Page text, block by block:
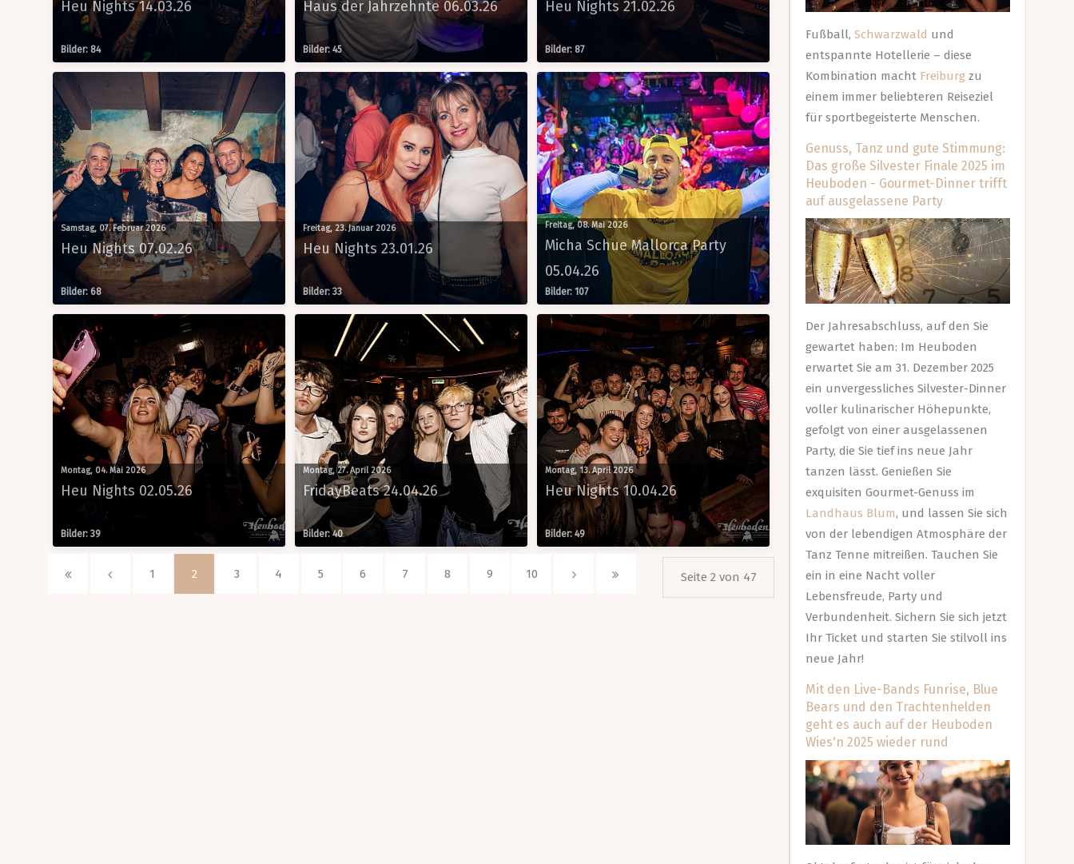
Heu Nights 14.03.26
Bilder: 84
Haus der Jahrzehnte 06.03.26
Bilder: 45
Heu Nights 21.02.26
Bilder: 87
Samstag, 07. Februar 2026
Heu Nights 07.02.26
Bilder: 68
Freitag, 23. Januar 2026
Heu Nights 23.01.26
Bilder: 33
Freitag, 08. Mai 2026
Micha Schue Mallorca Party
05.04.26
Bilder: 107
Montag, 04. Mai 2026
Heu Nights 02.05.26
Bilder: 39
Montag, 27. April 2026
FridayBeats 24.04.26
Bilder: 40
Montag, 13. April 2026
Heu Nights 10.04.26
Bilder: 49
Seite 2 von 47
1 2 3 4 5 6 7 8 9 10
Fußball, Schwarzwald und
entspannte Hotellerie – diese
Kombination macht Freiburgzu
einem immer beliebteren Reiseziel
für sportbegeisterte Menschen.
Genuss, Tanz und gute Stimmung:
Das große Silvester Finale 2025 im
Heuboden - Gourmet-Dinner trifft
auf ausgelassene Party
Der Jahresabschluss, auf den Sie
gewartet haben: Im Heuboden
erwartet Sie am 31. Dezember 2025
ein unvergessliches Silvester-Dinner
voller kulinarischer Höhepunkte,
gefolgt von einer ausgelassenen
Party, die Sie tief ins neue Jahr
tanzen lässt. Genießen Sie
exquisiten Gourmet-Genuss im
Landhaus Blum, und lassen Sie sich
von der lebendigen Atmosphäre der
Tanz Tenne mitreißen. Tauchen Sie
ein in eine Nacht voller
Lebensfreude, Party und
Verbundenheit. Sichern Sie sich jetzt
Ihr Ticket und starten Sie stilvoll ins
neue Jahr!
Mit den Live-Bands Funrise, Blue
Bears und den Trachtenhelden
geht es auch auf der Heuboden
Wies'n 2025 wieder rund